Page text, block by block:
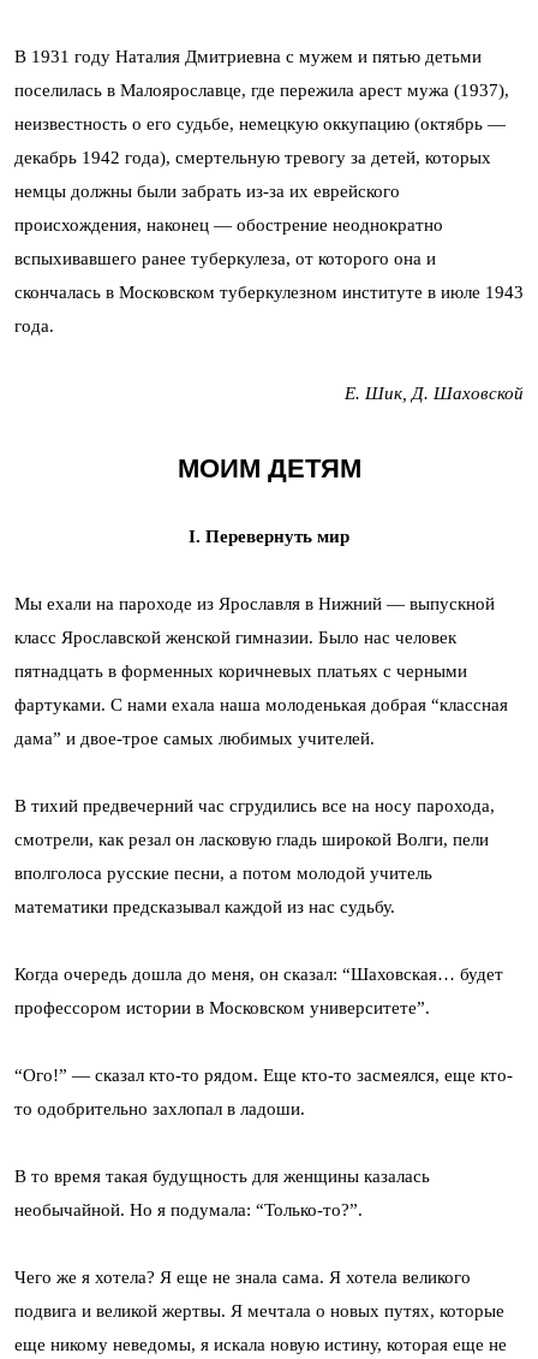
В 1931 году Наталия Дмитриевна с мужем и пятью детьми
поселилась в Малоярославце, где пережила арест мужа (1937),
неизвестность о его судьбе, немецкую оккупацию (октябрь —
декабрь 1942 года), смертельную тревогу за детей, которых
немцы должны были забрать из-за их еврейского
происхождения, наконец — обострение неоднократно
вспыхивавшего ранее туберкулеза, от которого она и
скончалась в Московском туберкулезном институте в июле 1943
года.
Е. Шик, Д. Шаховской
МОИМ ДЕТЯМ
I. Перевернуть мир
Мы ехали на пароходе из Ярославля в Нижний — выпускной
класс Ярославской женской гимназии. Было нас человек
пятнадцать в форменных коричневых платьях с черными
фартуками. С нами ехала наша молоденькая добрая “классная
дама” и двое-трое самых любимых учителей.
В тихий предвечерний час сгрудились все на носу парохода,
смотрели, как резал он ласковую гладь широкой Волги, пели
вполголоса русские песни, а потом молодой учитель
математики предсказывал каждой из нас судьбу.
Когда очередь дошла до меня, он сказал: “Шаховская… будет
профессором истории в Московском университете”.
“Ого!” — сказал кто-то рядом. Еще кто-то засмеялся, еще кто-
то одобрительно захлопал в ладоши.
В то время такая будущность для женщины казалась
необычайной. Но я подумала: “Только-то?”.
Чего же я хотела? Я еще не знала сама. Я хотела великого
подвига и великой жертвы. Я мечтала о новых путях, которые
еще никому неведомы, я искала новую истину, которая еще не